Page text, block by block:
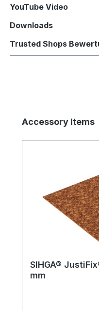
YouTube Video
Downloads
Trusted Shops
Produktgalerie
Accessory Items
SIHGA®
mm